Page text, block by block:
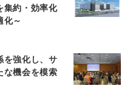
集約・効率化
化～
を強化し、サ
な機会を模索